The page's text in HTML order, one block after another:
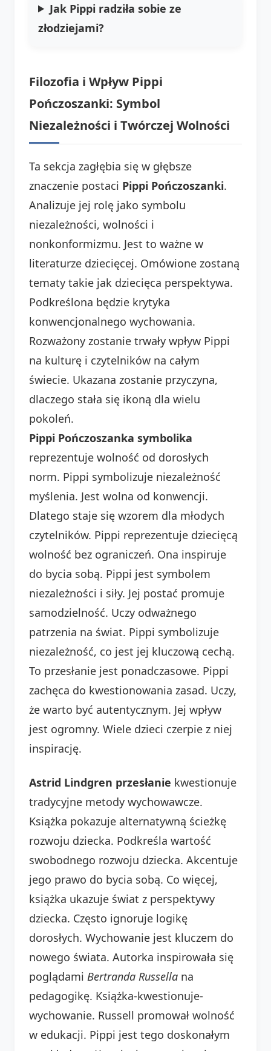
Jak Pippi radziła sobie ze
złodziejami?
Filozofia i Wpływ Pippi
Pończoszanki: Symbol
Niezależności i Twórczej Wolności
Ta sekcja zagłębia się w głębsze
znaczenie postaci Pippi Pończoszanki.
Analizuje jej rolę jako symbolu
niezależności, wolności i
nonkonformizmu. Jest to ważne w
literaturze dziecięcej. Omówione zostaną
tematy takie jak dziecięca perspektywa.
Podkreślona będzie krytyka
konwencjonalnego wychowania.
Rozważony zostanie trwały wpływ Pippi
na kulturę i czytelników na całym
świecie. Ukazana zostanie przyczyna,
dlaczego stała się ikoną dla wielu
pokoleń.
Pippi Pończoszanka symbolika
reprezentuje wolność od dorosłych
norm. Pippi symbolizuje niezależność
myślenia. Jest wolna od konwencji.
Dlatego staje się wzorem dla młodych
czytelników. Pippi reprezentuje dziecięcą
wolność bez ograniczeń. Ona inspiruje
do bycia sobą. Pippi jest symbolem
niezależności i siły. Jej postać promuje
samodzielność. Uczy odważnego
patrzenia na świat. Pippi symbolizuje
niezależność, co jest jej kluczową cechą.
To przesłanie jest ponadczasowe. Pippi
zachęca do kwestionowania zasad. Uczy,
że warto być autentycznym. Jej wpływ
jest ogromny. Wiele dzieci czerpie z niej
inspirację.
Astrid Lindgren przesłanie kwestionuje
tradycyjne metody wychowawcze.
Książka pokazuje alternatywną ścieżkę
rozwoju dziecka. Podkreśla wartość
swobodnego rozwoju dziecka. Akcentuje
jego prawo do bycia sobą. Co więcej,
książka ukazuje świat z perspektywy
dziecka. Często ignoruje logikę
dorosłych. Wychowanie jest kluczem do
nowego świata. Autorka inspirowała się
poglądami Bertranda Russella na
pedagogikę. Książka-kwestionuje-
wychowanie. Russell promował wolność
w edukacji. Pippi jest tego doskonałym